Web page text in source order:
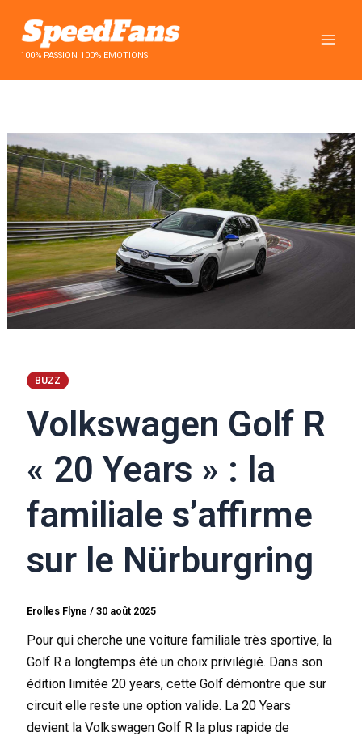
contenu100% PASSION 100% EMOTIONS
BUZZ
Volkswagen Golf R
« 20 Years » : la
familiale s’affirme
sur le Nürburgring
Erolles Flyne/30 août 2025
Pour qui cherche une voiture familiale très sportive, la
Golf R a longtemps été un choix privilégié. Dans son
édition limitée 20 years, cette Golf démontre que sur
circuit elle reste une option valide. La 20 Years
devient la Volkswagen Golf R la plus rapide de